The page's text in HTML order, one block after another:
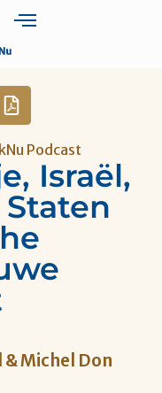
Podcast
Israël,
Michel Don